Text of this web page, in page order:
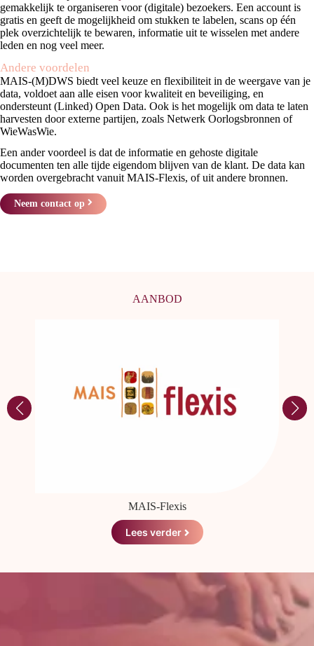
gemakkelijk te organiseren voor (digitale) bezoekers. Een account is
gratis en geeft de mogelijkheid om stukken te labelen, scans op één
plek overzichtelijk te bewaren, informatie uit te wisselen met andere
leden en nog veel meer.
Andere voordelen
MAIS-(M)DWS biedt veel keuze en flexibiliteit in de weergave van je
data, voldoet aan alle eisen voor kwaliteit en beveiliging, en
ondersteunt (Linked) Open Data. Ook is het mogelijk om data te laten
harvesten door externe partijen, zoals Netwerk Oorlogsbronnen of
WieWasWie.
Een ander voordeel is dat de informatie en gehoste digitale
documenten ten alle tijde eigendom blijven van de klant. De data kan
worden overgebracht vanuit MAIS-Flexis, of uit andere bronnen.
Neem contact op
AANBOD
MAIS-Flexis
Lees verder